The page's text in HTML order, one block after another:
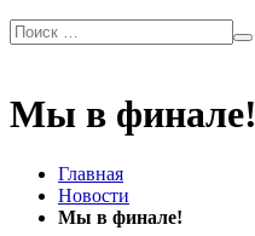
Мы в финале!
Главная
Новости
Мы в финале!